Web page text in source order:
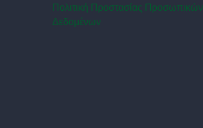
Πολιτική Προστασίας Προσωπικών
Δεδομένων